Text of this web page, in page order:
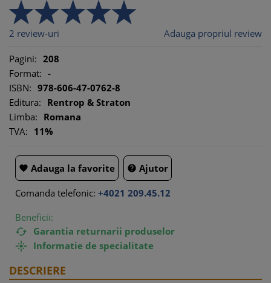
2 review-uri Adauga propriul review
Pagini: 208
Format: -
ISBN: 978-606-47-0762-8
Editura: Rentrop & Straton
Limba: Romana
TVA: 11%
 Adauga la favorite  Ajutor
Comanda telefonic: +4021 209.45.12
Beneficii:
 Garantia returnarii produselor
 Informatie de specialitate
DESCRIERE